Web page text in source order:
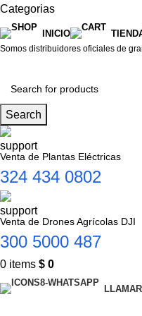
Categorias
INICIO
Somos distribuidores oficiales de
Search
Venta de Plantas Eléctricas
324 434 0802
Venta de Drones Agrícolas DJI
300 5000 487
0 items $ 0